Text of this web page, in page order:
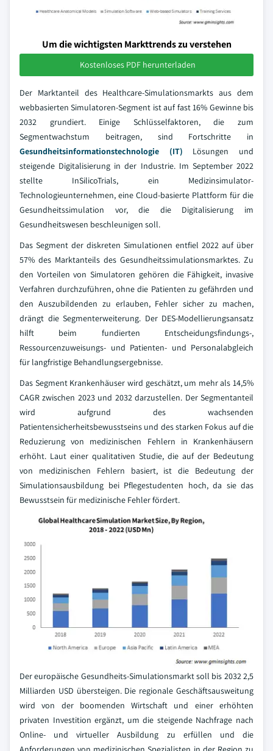
Um die wichtigsten Markttrends zu verstehen
Kostenloses PDF herunterladen
Der Marktanteil des Healthcare-Simulationsmarkts aus dem
webbasierten Simulatoren-Segment ist auf fast 16% Gewinne bis
2032 grundiert. Einige Schlüsselfaktoren, die zum
Segmentwachstum beitragen, sind Fortschritte in
Gesundheitsinformationstechnologie (IT) Lösungen und
steigende Digitalisierung in der Industrie. Im September 2022
stellte InSilicoTrials, ein Medizinsimulator-
Technologieunternehmen, eine Cloud-basierte Plattform für die
Gesundheitssimulation vor, die die Digitalisierung im
Gesundheitswesen beschleunigen soll.
Das Segment der diskreten Simulationen entfiel 2022 auf über
57% des Marktanteils des Gesundheitssimulationsmarktes. Zu
den Vorteilen von Simulatoren gehören die Fähigkeit, invasive
Verfahren durchzuführen, ohne die Patienten zu gefährden und
den Auszubildenden zu erlauben, Fehler sicher zu machen,
drängt die Segmenterweiterung. Der DES-Modellierungsansatz
hilft beim fundierten Entscheidungsfindungs-,
Ressourcenzuweisungs- und Patienten- und Personalabgleich
für langfristige Behandlungsergebnisse.
Das Segment Krankenhäuser wird geschätzt, um mehr als 14,5%
CAGR zwischen 2023 und 2032 darzustellen. Der Segmentanteil
wird aufgrund des wachsenden
Patientensicherheitsbewusstseins und des starken Fokus auf die
Reduzierung von medizinischen Fehlern in Krankenhäusern
erhöht. Laut einer qualitativen Studie, die auf der Bedeutung
von medizinischen Fehlern basiert, ist die Bedeutung der
Simulationsausbildung bei Pflegestudenten hoch, da sie das
Bewusstsein für medizinische Fehler fördert.
Der europäische Gesundheits-Simulationsmarkt soll bis 2032 2,5
Milliarden USD übersteigen. Die regionale Geschäftsausweitung
wird von der boomenden Wirtschaft und einer erhöhten
privaten Investition ergänzt, um die steigende Nachfrage nach
Online- und virtueller Ausbildung zu erfüllen und die